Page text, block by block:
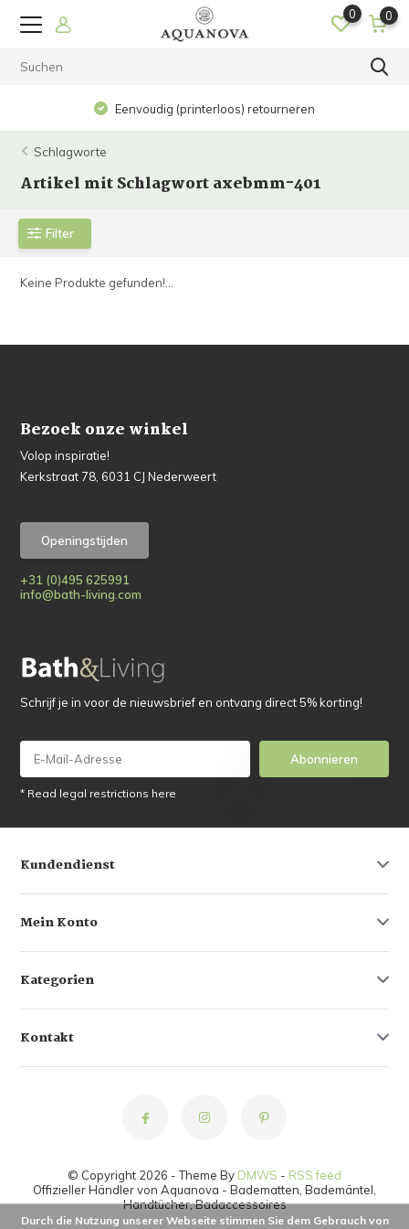
0 0
Eenvoudig (printerloos) retourneren
Schlagworte
Artikel mit Schlagwort axebmm-401
Filter
Keine Produkte gefunden!...
Bezoek onze winkel
Volop inspiratie!
Kerkstraat 78, 6031 CJ Nederweert
Openingstijden
+31 (0)495 625991
info@bath-living.com
Schrijf je in voor de nieuwsbrief en ontvang direct 5% korting!
Abonnieren
* Read legal restrictions here
Kundendienst
Mein Konto
Kategorien
Kontakt
© Copyright 2026 - Theme By DMWS - RSS feed
Offizieller Händler von Aquanova - Badematten, Bademäntel,
Handtücher, Badaccessoires
Durch die Nutzung unserer Webseite stimmen Sie dem Gebrauch von